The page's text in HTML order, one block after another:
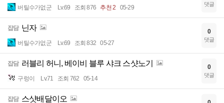
버틸수가없군 Lv.69 조회 876 추천 2 05-29 댓글
잡담 닌자
버틸수가없군 Lv.69 조회 832 05-27
0
댓글
잡담 러블리 허니, 베이비 블루 샤크 스샷노기
구렁이 Lv.71 조회 762 05-14
0
댓글
잡담 스샷배달이오